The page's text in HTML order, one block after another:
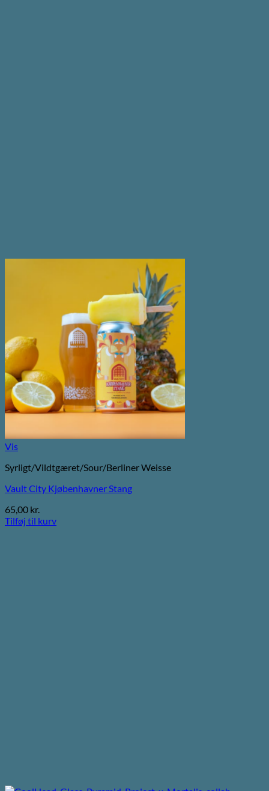
Vis
Syrligt/Vildtgæret/Sour/Berliner Weisse
Vault City Kjøbenhavner Stang
65,00 kr.
Tilføj til kurv